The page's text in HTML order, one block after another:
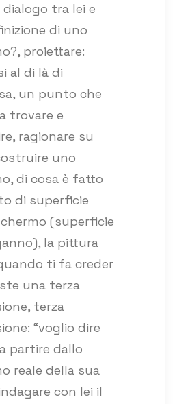
dialogo tra lei e
di uno
proiettare:
al di là di
un punto che
trovare e
ragionare su
uno
di cosa è fatto
di superficie
(superficie
la pittura
ti fa creder
una terza
terza
“voglio dire
partire dallo
reale della sua
con lei il